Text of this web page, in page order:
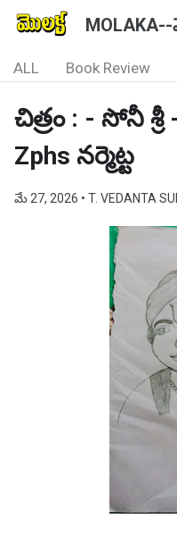
ALL Book Review
చిత్రం : - సోనీ
Zphs నర్మెట్ట
మే 27, 2026 • T. VEDANTA